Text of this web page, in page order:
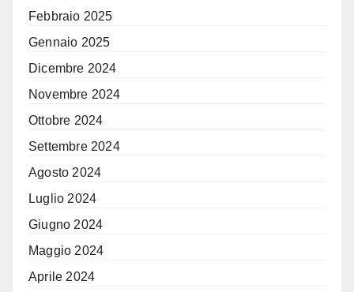
Febbraio 2025
Gennaio 2025
Dicembre 2024
Novembre 2024
Ottobre 2024
Settembre 2024
Agosto 2024
Luglio 2024
Giugno 2024
Maggio 2024
Aprile 2024